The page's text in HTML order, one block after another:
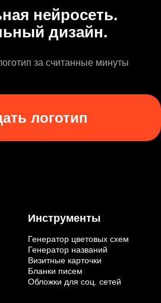
нейросеть.
дизайн.
за считанные минуты
логотип
Инструменты
Генератор цветовых схем
Генератор названий
Визитные карточки
Бланки писем
Обложки для соц. сетей